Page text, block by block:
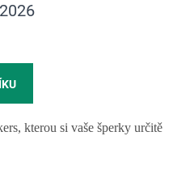
kterou si vaše šperky určitě